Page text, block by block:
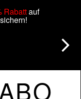
Rabattauf